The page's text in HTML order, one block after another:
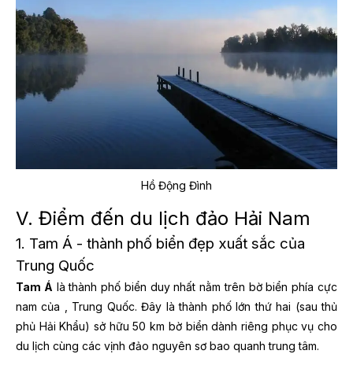
Hồ Động Đình
V. Điểm đến du lịch đảo Hải Nam
1. Tam Á - thành phố biển đẹp xuất sắc của
Trung Quốc
Tam Á là thành phố biển duy nhất nằm trên bờ biển phía cực
nam của
, Trung Quốc. Đây là thành phố lớn thứ hai (sau thủ
phủ Hải Khẩu) sở hữu 50 km bờ biển dành riêng phục vụ cho
du lịch cùng các vịnh đảo nguyên sơ bao quanh trung tâm.